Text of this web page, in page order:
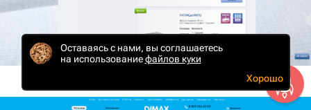
Оставаясь с нами, вы соглашаетесь
на использованиефайлов куки
Хорошо